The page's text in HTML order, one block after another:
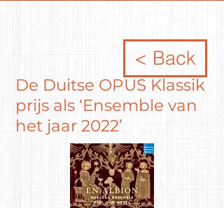
< Back
De Duitse OPUS Klassik
prijs als ‘Ensemble van
het jaar 2022’